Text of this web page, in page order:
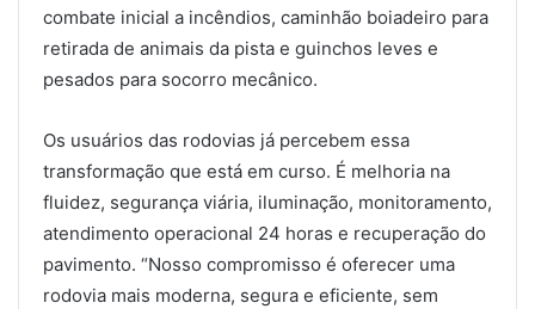
combate inicial a incêndios, caminhão boiadeiro para
retirada de animais da pista e guinchos leves e
pesados para socorro mecânico.
Os usuários das rodovias já percebem essa
transformação que está em curso. É melhoria na
fluidez, segurança viária, iluminação, monitoramento,
atendimento operacional 24 horas e recuperação do
pavimento. “Nosso compromisso é oferecer uma
rodovia mais moderna, segura e eficiente, sem